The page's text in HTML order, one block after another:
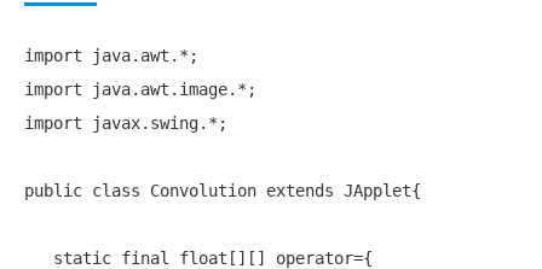
import
import
import javax.swing.*;
public class Convolution extends JApplet{
static final float [][] operator={